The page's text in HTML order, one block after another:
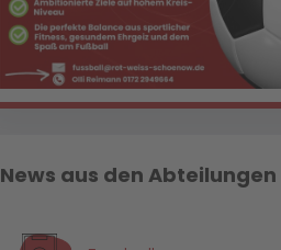
News aus den Abteilungen